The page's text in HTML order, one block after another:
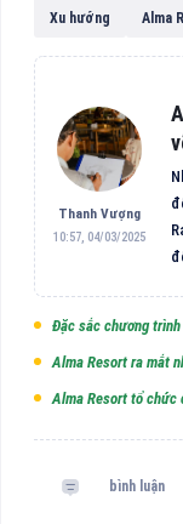
Xu hướng Alma
Thanh Vượng
10:57, 04/03/2025
Đặc sắc chương
Alma Resort ra mắt
Alma Resort tổ chức
bình luận